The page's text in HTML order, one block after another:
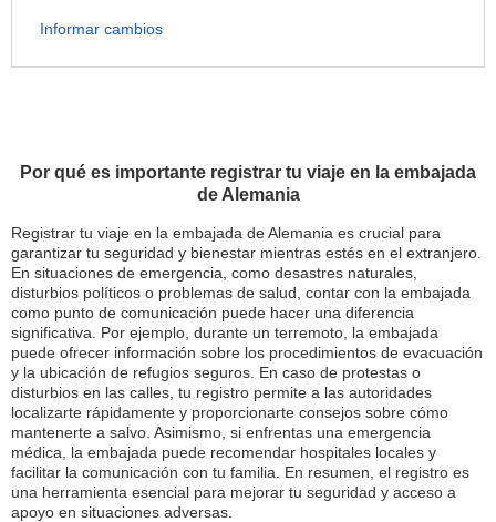
Por qué es importante registrar tu viaje en la embajada
de Alemania
Registrar tu viaje en la embajada de Alemania es crucial para
garantizar tu seguridad y bienestar mientras estés en el extranjero.
En situaciones de emergencia, como desastres naturales,
disturbios políticos o problemas de salud, contar con la embajada
como punto de comunicación puede hacer una diferencia
significativa. Por ejemplo, durante un terremoto, la embajada
puede ofrecer información sobre los procedimientos de evacuación
y la ubicación de refugios seguros. En caso de protestas o
disturbios en las calles, tu registro permite a las autoridades
localizarte rápidamente y proporcionarte consejos sobre cómo
mantenerte a salvo. Asimismo, si enfrentas una emergencia
médica, la embajada puede recomendar hospitales locales y
facilitar la comunicación con tu familia. En resumen, el registro es
una herramienta esencial para mejorar tu seguridad y acceso a
apoyo en situaciones adversas.
Informar cambios